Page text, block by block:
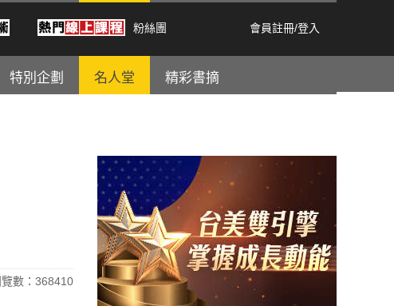
粉絲團 會員註冊/登入
特別企劃 名人堂 精彩書摘
數：368410